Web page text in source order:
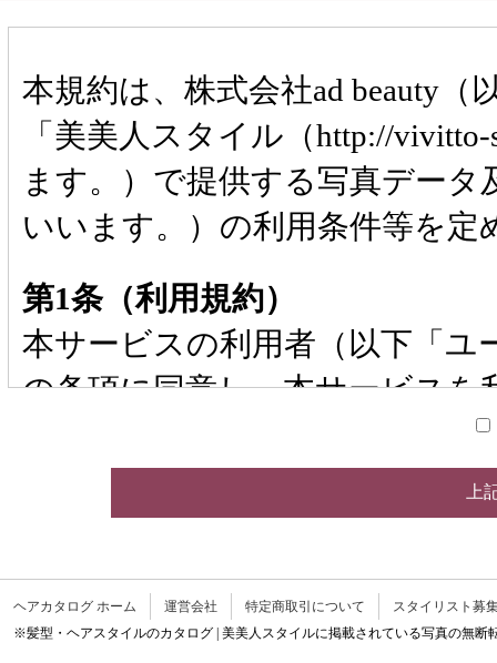
本規約は、株式会社ad beauty
「美美人スタイル（http://
ます。）で提供する写真デー
いいます。）の利用条件等を定
第1条（利用規約）
本サービスの利用者（以下「ユ
の条項に同意し、本サービス
スを利用した場合、本規約に
規約に同意の上、当社所定の方
のとします。
ヘアカタログ ホーム 運営会社 特定商取引について
スタイリスト募
※髪型・ヘアスタイルのカタログ | 美美人スタイルに掲載されている写真の無断